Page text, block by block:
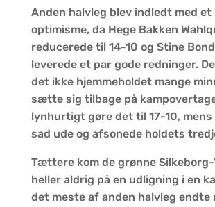
Anden halvleg blev indledt med et
optimisme, da Hege Bakken
reducerede til 14-10 og Stine
leverede et par gode redninger.
det ikke hjemmeholdet mange
sætte sig tilbage på
lynhurtigt gøre det til 17-10,
sad ude og afsonede holdets
Tættere kom de grønne
heller aldrig på en udligning i en
det meste af anden halvleg endte